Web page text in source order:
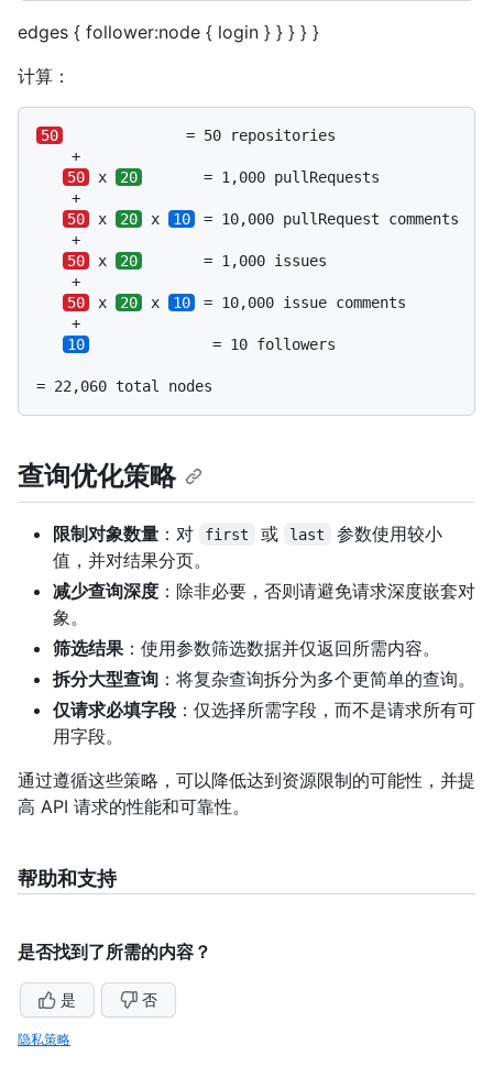
edges { follower:node { login } } } } }
计算：
50
              = 50 repositories
    +
50
x 20
       = 1,000 pullRequests
    +
50
x 20 x 10
= 10,000 pullRequest comments
    +
50
x 20
       = 1,000 issues
    +
50
x 20 x 10
= 10,000 issue comments
    +
10
              = 10 followers
= 22,060 total nodes
查询优化策略
限制对象数量 ：对 first 或 last
参数使用较小
值，并对结果分页。
减少查询深度 ：除非必要，否则请避免请求深度嵌套对
象。
筛选结果 ：使用参数筛选数据并仅返回所需内容。
拆分大型查询 ：将复杂查询拆分为多个更简单的查询。
仅请求必填字段 ：仅选择所需字段，而不是请求所有可
用字段。
通过遵循这些策略，可以降低达到资源限制的可能性，并提
高 API 请求的性能和可靠性。
帮助和支持
是否找到了所需的内容？
是 否
隐私策略